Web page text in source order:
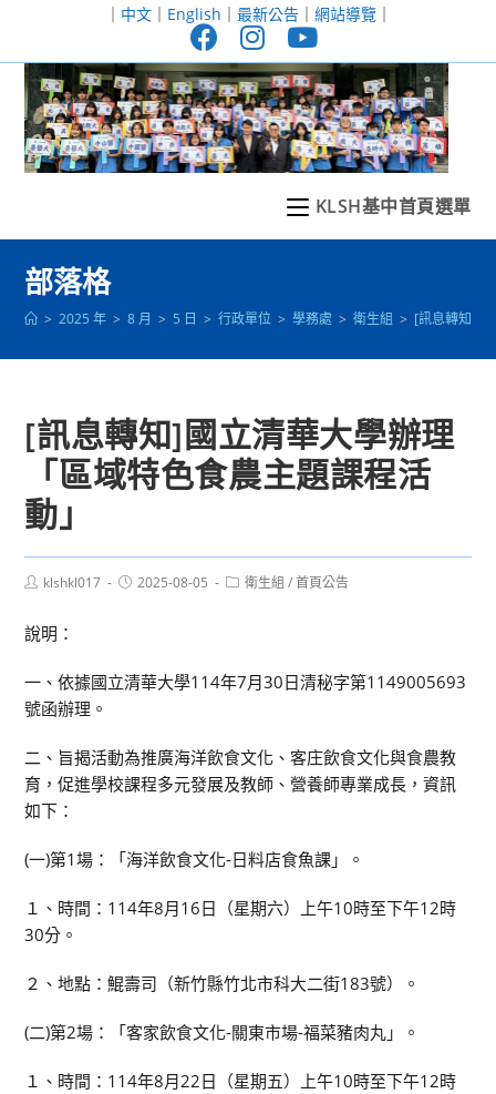
至
｜ 中文｜ English ｜ 最新公告｜ 網站導覽｜
KLSH基中首頁選單
部落格
> 2025 年 > 8 月 > 5 日 > 行政單位 > 學務處 > 衛生組 > [訊息轉知]國
[訊息轉知]國立清華大學辦理
「區域特色食農主題課程活
動」
Postklshkl017
Post2025-08-05
Post衛生組 / 首頁公告
說明：
一、依據國立清華大學114年7月30日清秘字第1149005693
號函辦理。
二、旨揭活動為推廣海洋飲食文化、客庄飲食文化與食農教
育，促進學校課程多元發展及教師、營養師專業成長，資訊
如下：
(一)第1場：「海洋飲食文化-日料店食魚課」。
１、時間：114年8月16日（星期六）上午10時至下午12時
30分。
２、地點：鯤壽司（新竹縣竹北市科大二街183號）。
(二)第2場：「客家飲食文化-關東市場-福菜豬肉丸」。
１、時間：114年8月22日（星期五）上午10時至下午12時